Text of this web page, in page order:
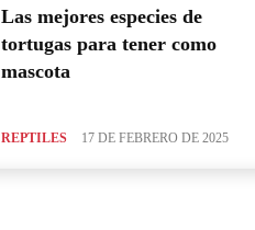
Las mejores especies de
tortugas para tener como
mascota
REPTILES 17 DE FEBRERO DE 2025